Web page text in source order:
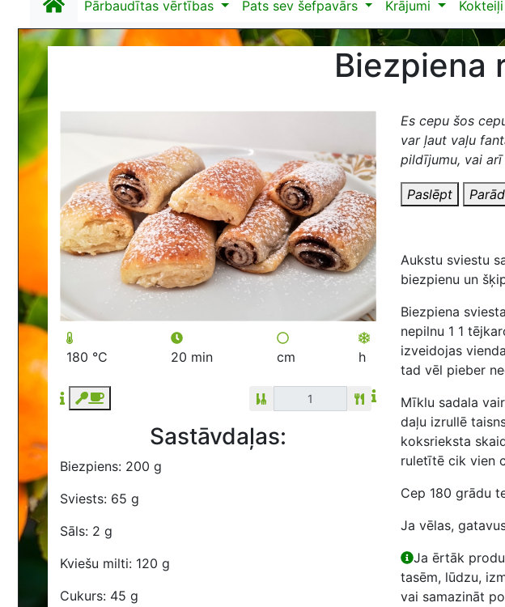
Pārbaudītas vērtības Pats sev šefpavārs Krājumi Kokteiļi
Biezpiena
180 °C 20 min cm h
Sastāvdaļas:
Biezpiens: 200 g
Sviests: 65 g
Sāls: 2 g
Kviešu milti: 120 g
Cukurs: 45 g
Es cepu šos
var ļaut vaļu
pildījumu, vai
Paslēpt
Aukstu sviestu
biezpienu un
Biezpiena
nepilnu 1 1
izveidojas
tad vēl pieber
Mīklu sadala
daļu izrullē
koksrieksta
ruletītē cik vien
Cep 180 grādu
Ja vēlas,
Ja ērtāk
tasēm, lūdzu,
vai samazināt